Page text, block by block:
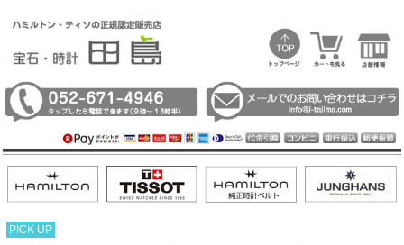
PICK UP